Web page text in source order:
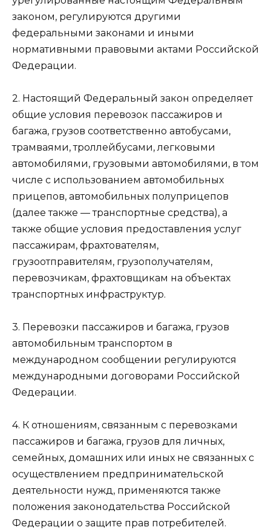
законом, регулируются другими
федеральными законами и иными
нормативными правовыми актами Российской
Федерации.
2. Настоящий Федеральный закон определяет
общие условия перевозок пассажиров и
багажа, грузов соответственно автобусами,
трамваями, троллейбусами, легковыми
автомобилями, грузовыми автомобилями, в том
числе с использованием автомобильных
прицепов, автомобильных полуприцепов
(далее также — транспортные средства), а
также общие условия предоставления услуг
пассажирам, фрахтователям,
грузоотправителям, грузополучателям,
перевозчикам, фрахтовщикам на объектах
транспортных инфраструктур.
3. Перевозки пассажиров и багажа, грузов
автомобильным транспортом в
международном сообщении регулируются
международными договорами Российской
Федерации.
4. К отношениям, связанным с перевозками
пассажиров и багажа, грузов для личных,
семейных, домашних или иных не связанных с
осуществлением предпринимательской
деятельности нужд, применяются также
положения законодательства Российской
Федерации о защите прав потребителей.